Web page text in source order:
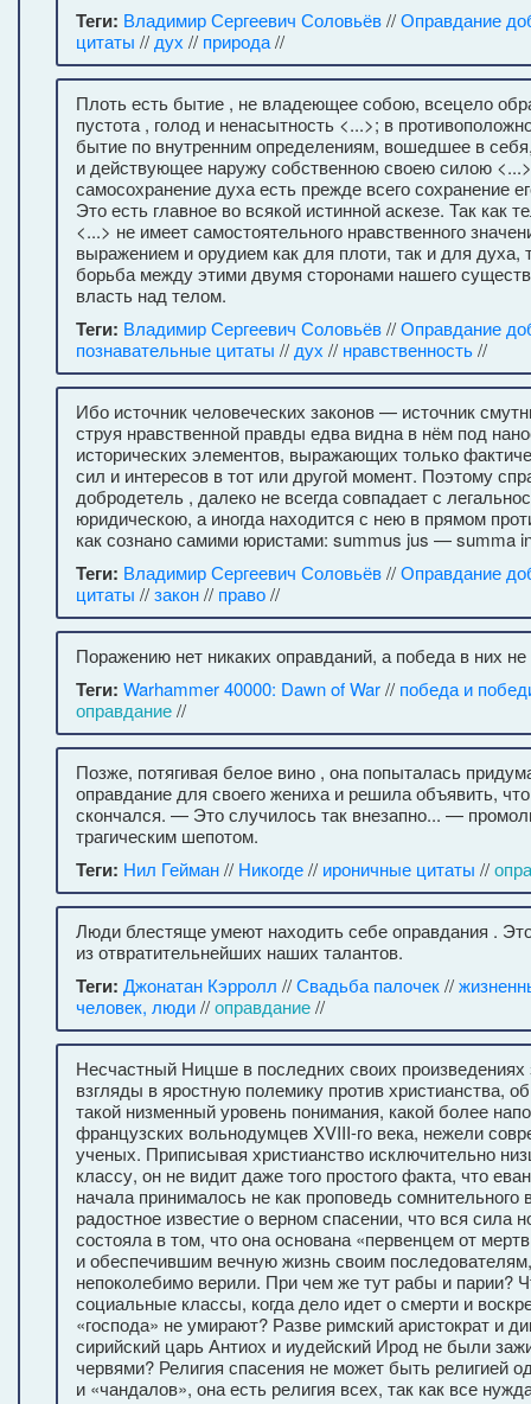
Теги: Владимир Сергеевич Соловьёв//Оправдание
цитаты // дух // природа//
Плоть есть бытие , не владеющее собою, всецело
пустота , голод и ненасытность <...>; в
бытие по внутренним определениям, вошедшее в
и действующее наружу собственною своею силою
самосохранение духа есть прежде всего сохранение
Это есть главное во всякой истинной аскезе. Так как
<...> не имеет самостоятельного нравственного
выражением и орудием как для плоти, так и для духа,
борьба между этими двумя сторонами нашего
власть над телом.
Теги: Владимир Сергеевич Соловьёв//Оправдание
познавательные цитаты // дух // нравственность//
Ибо источник человеческих законов — источник
струя нравственной правды едва видна в нём под
исторических элементов, выражающих только
сил и интересов в тот или другой момент. Поэтому
добродетель , далеко не всегда совпадает с
юридическою, а иногда находится с нею в прямом
как сознано самими юристами: summus jus — summa
Теги: Владимир Сергеевич Соловьёв//Оправдание
цитаты //закон// право//
Поражению нет никаких оправданий, а победа в них
Теги: Warhammer 40000: Dawn of War// победа и
оправдание//
Позже, потягивая белое вино , она попыталась
оправдание для своего жениха и решила объявить,
скончался. — Это случилось так внезапно... —
трагическим шепотом.
Теги: Нил Гейман// Никогде// ироничные цитаты //
Люди блестяще умеют находить себе оправдания .
из отвратительнейших наших талантов.
Теги: Джонатан Кэрролл //Свадьба палочек//
человек, люди//оправдание//
Несчастный Ницше в последних своих произведениях
взгляды в яростную полемику против христианства,
такой низменный уровень понимания, какой более
французских вольнодумцев XVIII-го века, нежели
ученых. Приписывая христианство исключительно
классу, он не видит даже того простого факта, что
начала принималось не как проповедь сомнительного
радостное известие о верном спасении, что вся сила
состояла в том, что она основана «первенцем от
и обеспечившим вечную жизнь своим
непоколебимо верили. При чем же тут рабы и парии?
социальные классы, когда дело идет о смерти и
«господа» не умирают? Разве римский аристократ и
сирийский царь Антиох и иудейский Ирод не были
червями? Религия спасения не может быть религией
и «чандалов», она есть религия всех, так как все